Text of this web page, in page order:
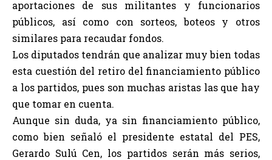
aportaciones de sus militantes y funcionarios
públicos, así como con sorteos, boteos y otros
similares para recaudar fondos.
Los diputados tendrán que analizar muy bien todas
esta cuestión del retiro del financiamiento público
a los partidos, pues son muchas aristas las que hay
que tomar en cuenta.
Aunque sin duda, ya sin financiamiento público,
como bien señaló el presidente estatal del PES,
Gerardo Sulú Cen, los partidos serán más serios,